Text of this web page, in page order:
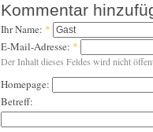
Kommentar
Ihr Name: *
E-Mail-Adresse: *
Der Inhalt dieses Feldes wird nicht
Homepage:
Betreff: